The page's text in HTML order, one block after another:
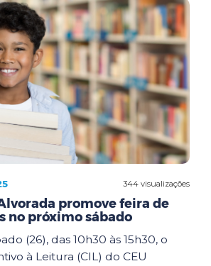
344 visualizações
promove feira de
no próximo sábado
(26), das 10h30 às 15h30, o
à Leitura (CIL) do CEU